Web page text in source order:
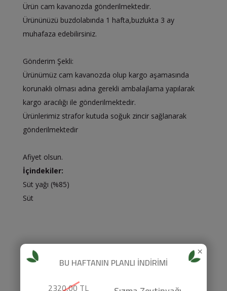
Ürün cam kavanozda gönderilmektedir.
Ürününüzü buzdolabında 1 hafta,buzlukta 3 ay
muhafaza edebilirsiniz.
Gönderim Şekli:
Ürünümüz cam kavanozda olup kargo aşamasında
korunaklı olması adına gerekli ambalajlama yapılarak
kargo aracılığı ile gönderilmektedir.​
Ürünlerimiz strafor kutuda soğuk zincir sağlanarak
gönderilmektedir
Afiyet olsun.
İçindekiler:
Süt yağı (%85)
Süt
×
BU HAFTANIN PLANLI İNDİRİMİ
2320,00 TL